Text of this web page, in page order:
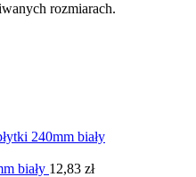
rozmiarach.
biały 12,83 zł